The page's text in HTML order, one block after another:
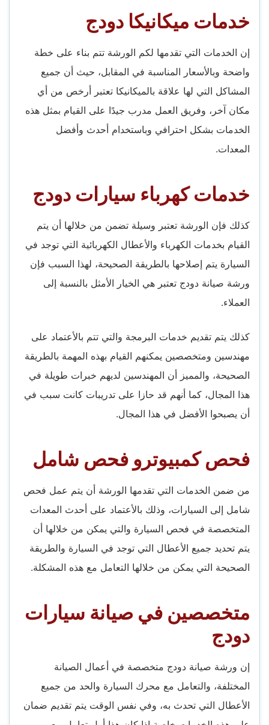
خدمات ميكانيكا دودج
إن الخدمات التي تقدمها لكم الورشة تتم بناء على خطة
واضحة وبالأسعار المناسبة في المقابل، حيث أن جميع
المشاكل التي لها علاقة بالميكانيكا تعتبر أرخص من أي
مكان آخر، وفريق العمل مدرب جيدًا على القيام بمثل هذه
الخدمات بشكل احترافي وباستخدام أحدث وأفضل
المعدات.
خدمات كهرباء سيارات دودج
كذلك فإن الورشة تعتبر وسيلة تضمن من خلالها أن يتم
القيام بخدمات الكهرباء والأعطال الكهربائية التي توجد في
السيارة يتم إصلاحها بالطريقة الصحيحة، لهذا السبب فإن
ورشة صيانة دودج تعتبر هي الخيار الأمثل بالنسبة إلى
العملاء.
كذلك يتم تقديم خدمات البرمجة والتي تتم بالأعتماد على
مهندسين ومتخصصين يمكنهم القيام بهذه المهمة بالطريقة
الصحيحة، والمميز أن المهندسين لديهم خبرات طويلة في
هذا المجال، كما أنهم قد حازا على تدريبات كانت سبب في
أن يصبحوا الأفضل في هذا المجال.
فحص كمبيوترو فحص شامل
من ضمن الخدمات التي تقدمها الورشة أن يتم عمل فحص
شامل إلى السيارات، وذلك بالأعتماد على أحدث المعدات
المتخصصة في فحص السيارة والتي يمكن من خلالها أن
يتم تحديد جميع الأعطال التي توجد في السيارة والطريقة
الصحيحة التي يمكن من خلالها التعامل مع هذه المشكلة.
متخصصين في صيانة سيارات
دودج
إن ورشة صيانة دودج متخصصة في أعمال الصيانة
المختلفة، والتعامل مع محرك السيارة والحد من جميع
الأعطال التي تحدث به، وفي نفس الوقت يتم تقديم ضمان